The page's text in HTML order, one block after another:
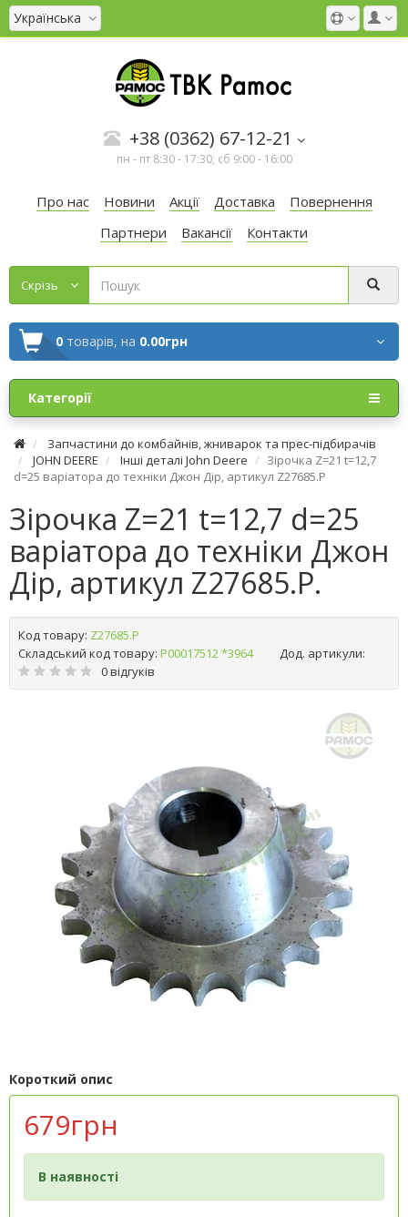
Українська
+38 (0362) 67-12-21
пн - пт 8:30 - 17:30; сб 9:00 - 16:00
Про нас Новини Акції Доставка
Повернення
Партнери
Вакансії Контакти
Cкрізь
0 товарів, на 0.00грн
Категорії
Запчастини до комбайнів, жниварок та прес-підбирачів
JOHN DEERE
Інші деталі John Deere
Зірочка Z=21 t=12,7
d=25 варіатора до техніки Джон Дір, артикул Z27685.P
Зірочка Z=21 t=12,7 d=25
варіатора до техніки Джон
Дір, артикул Z27685.P.
Код товару: Z27685.P
Складський код товару: Р00017512 *3964
Дод. артикули:
0 відгуків
Короткий опис
679грн
В наявності